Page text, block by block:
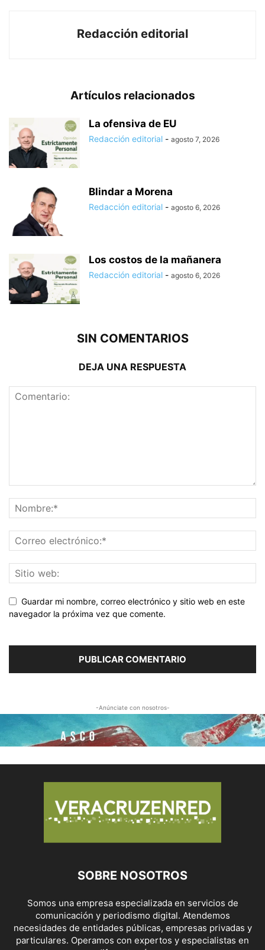
Redacción editorial
Artículos relacionados
La ofensiva de EU
Redacción editorial - agosto 7, 2026
Blindar a Morena
Redacción editorial - agosto 6, 2026
Los costos de la mañanera
Redacción editorial - agosto 6, 2026
SIN COMENTARIOS
DEJA UNA RESPUESTA
Guardar mi nombre, correo electrónico y sitio web en este
navegador la próxima vez que comente.
-Anúnciate con nosotros-
SOBRE NOSOTROS
Somos una empresa especializada en servicios de
comunicación y periodismo digital. Atendemos
necesidades de entidades públicas, empresas privadas y
particulares. Operamos con expertos y especialistas en